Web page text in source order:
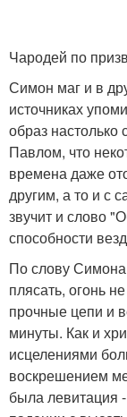
Чародей по
Симон маг и в
источниках
образ
Павлом, что
времена даже
другим, а то и с
звучит и слово
способности
По слову Симона
плясать, огонь
прочные цепи и
минуты. Как и
исцелениями
воскрешением
была левитация